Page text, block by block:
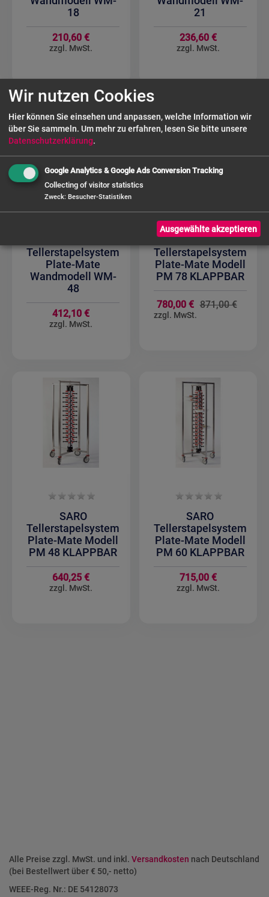
18
210,60 €
21
236,60 €
Tellerstapelsystem
Plate-Mate
Wandmodell WM-
48
412,10 €
SARO
Tellerstapelsystem
Plate-Mate Modell
PM 78 KLAPPBAR
780,00 € 871,00 €
SARO
Tellerstapelsystem
Plate-Mate Modell
PM 48 KLAPPBAR
640,25 €
SARO
Tellerstapelsystem
Plate-Mate Modell
PM 60 KLAPPBAR
715,00 €
Alle Preise zzgl. MwSt. und inkl. Versandkosten nach Deutschland
(bei Bestellwert über € 50,- netto)
WEEE-Reg. Nr.: DE 54128073
Wir nutzen Cookies
Hier können Sie einsehen und anpassen, welche Information wir
über Sie sammeln. Um mehr zu erfahren, lesen Sie bitte unsere
Datenschutzerklärung.
Google Analytics & Google Ads Conversion Tracking
Collecting of visitor statistics
Zweck: Besucher-Statistiken
Ausgewählte akzeptieren